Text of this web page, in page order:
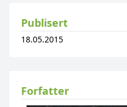
Publisert
18.05.2015
Forfatter